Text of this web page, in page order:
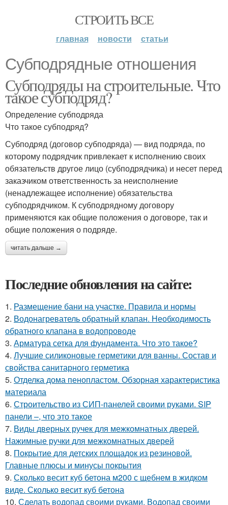
СТРОИТЬ ВСЕ
главная новости статьи
Субподрядные отношения
Субподряды на строительные. Что
такое субподряд?
Определение субподряда
Что такое субподряд?
Субподряд (договор субподряда) — вид подряда, по
которому подрядчик привлекает к исполнению своих
обязательств другое лицо (субподрядчика) и несет перед
заказчиком ответственность за неисполнение
(ненадлежащее исполнение) обязательства
субподрядчиком. К субподрядному договору
применяются как общие положения о договоре, так и
общие положения о подряде.
читать дальше →
Последние обновления на сайте:
1. Размещение бани на участке. Правила и нормы
2. Водонагреватель обратный клапан. Необходимость
обратного клапана в водопроводе
3. Арматура сетка для фундамента. Что это такое?
4. Лучшие силиконовые герметики для ванны. Состав и
свойства санитарного герметика
5. Отделка дома пенопластом. Обзорная характеристика
материала
6. Строительство из СИП-панелей своими руками. SIP
панели –, что это такое
7. Виды дверных ручек для межкомнатных дверей.
Нажимные ручки для межкомнатных дверей
8. Покрытие для детских площадок из резиновой.
Главные плюсы и минусы покрытия
9. Сколько весит куб бетона м200 с щебнем в жидком
виде. Сколько весит куб бетона
10. Сделать водопад своими руками. Водопад своими